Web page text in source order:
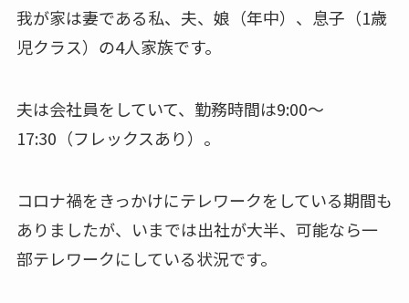
我が家は妻である私、夫、娘（年中）、息子（1歳
児クラス）の4人家族です。
夫は会社員をしていて、勤務時間は9:00～
17:30（フレックスあり）。
コロナ禍をきっかけにテレワークをしている期間も
ありましたが、いまでは出社が大半、可能なら一
部テレワークにしている状況です。